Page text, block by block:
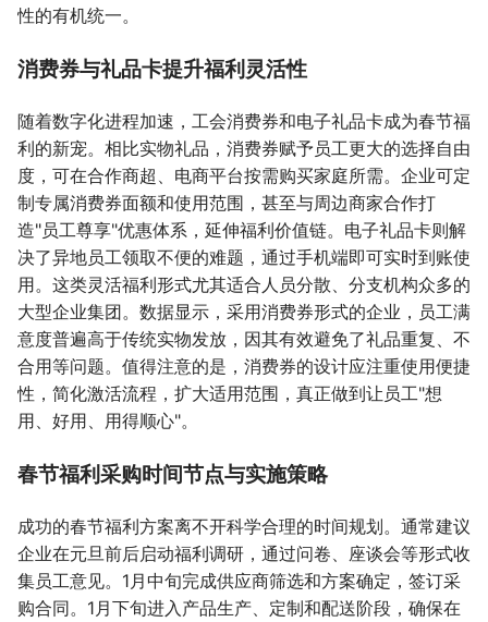
性的有机统一。
消费券与礼品卡提升福利灵活性
随着数字化进程加速，工会消费券和电子礼品卡成为春节福
利的新宠。相比实物礼品，消费券赋予员工更大的选择自由
度，可在合作商超、电商平台按需购买家庭所需。企业可定
制专属消费券面额和使用范围，甚至与周边商家合作打
造"员工尊享"优惠体系，延伸福利价值链。电子礼品卡则解
决了异地员工领取不便的难题，通过手机端即可实时到账使
用。这类灵活福利形式尤其适合人员分散、分支机构众多的
大型企业集团。数据显示，采用消费券形式的企业，员工满
意度普遍高于传统实物发放，因其有效避免了礼品重复、不
合用等问题。值得注意的是，消费券的设计应注重使用便捷
性，简化激活流程，扩大适用范围，真正做到让员工"想
用、好用、用得顺心"。
春节福利采购时间节点与实施策略
成功的春节福利方案离不开科学合理的时间规划。通常建议
企业在元旦前后启动福利调研，通过问卷、座谈会等形式收
集员工意见。1月中旬完成供应商筛选和方案确定，签订采
购合同。1月下旬进入产品生产、定制和配送阶段，确保在